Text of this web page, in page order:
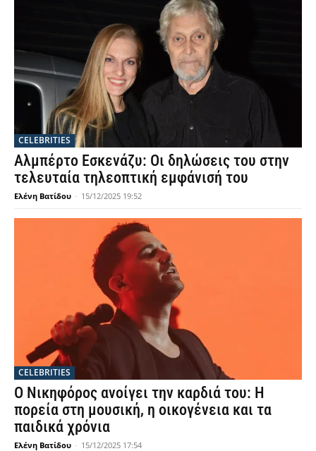
CELEBRITIES
Αλμπέρτο Εσκενάζυ: Οι δηλώσεις του στην
τελευταία τηλεοπτική εμφάνισή του
Ελένη Βατίδου - 15/12/2025 19:52
CELEBRITIES
Ο Νικηφόρος ανοίγει την καρδιά του: Η
πορεία στη μουσική, η οικογένεια και τα
παιδικά χρόνια
Ελένη Βατίδου - 15/12/2025 17:54